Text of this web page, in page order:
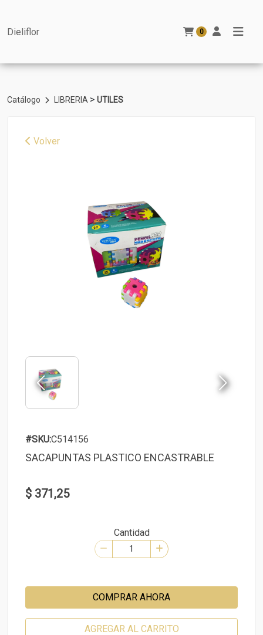
Dieliflor 0
Catálogo LIBRERIA > UTILES
Volver
#SKU:C514156
SACAPUNTAS PLASTICO ENCASTRABLE
$ 371,25
Cantidad
COMPRAR AHORA
AGREGAR AL CARRITO